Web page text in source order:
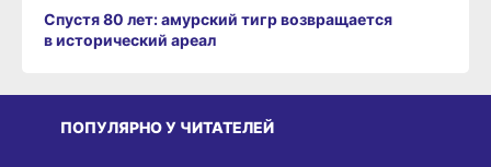
Спустя 80 лет: амурский тигр возвращается
в исторический ареал
ПОПУЛЯРНО У ЧИТАТЕЛЕЙ